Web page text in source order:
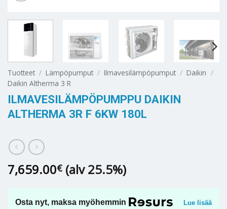
Tuotteet / Lämpöpumput / Ilmavesilämpöpumput / Daikin /
Daikin Altherma 3 R
ILMAVESILÄMPÖPUMPPU DAIKIN
ALTHERMA 3R F 6KW 180L
7,659.00€ (alv 25.5%)
Osta nyt, maksa myöhemmin Lue lisää